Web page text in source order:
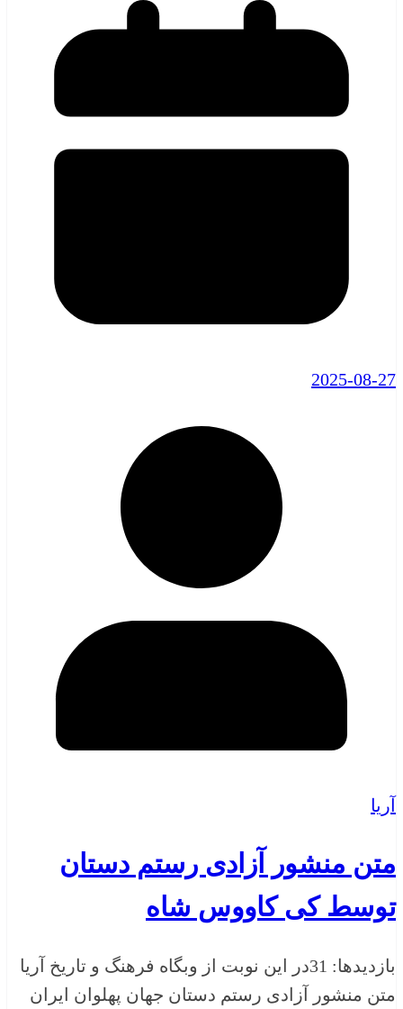
2025-08-27
آریا
متن منشور آزادی رستم دستان
توسط کی کاووس شاه
بازدیدها: 31در این نوبت از وبگاه فرهنگ و تاریخ آریا
متن منشور آزادی رستم دستان جهان پهلوان ایران